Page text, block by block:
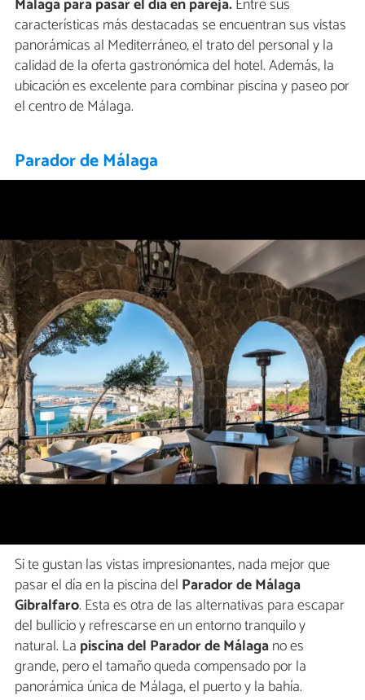
Málaga para pasar el día en pareja.Entre sus
características más destacadas se encuentran sus vistas
panorámicas al Mediterráneo, el trato del personal y la
calidad de la oferta gastronómica del hotel. Además, la
ubicación es excelente para combinar piscina y paseo por
el centro de Málaga.
Parador de Málaga
Si te gustan las vistas impresionantes, nada mejor que
pasar el día en la piscina del Parador de Málaga
Gibralfaro. Esta es otra de las alternativas para escapar
del bullicio y refrescarse en un entorno tranquilo y
natural. La piscina del Parador de Málagano es
grande, pero el tamaño queda compensado por la
panorámica única de Málaga, el puerto y la bahía.